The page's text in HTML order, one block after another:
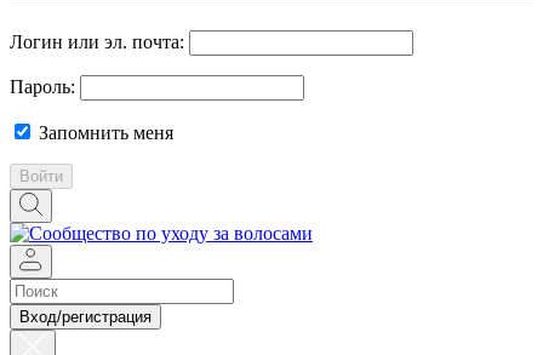
Логин или эл. почта:
Пароль:
Запомнить меня
Войти
Вход/регистрация